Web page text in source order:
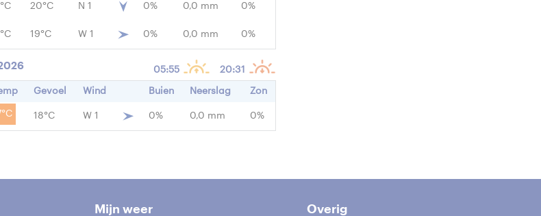
20°C N 1 0% 0,0 mm 0%
19°C W 1 0% 0,0 mm 0%
05:55 20:31
Gevoel Wind Buien Neerslag Zon
18°C W 1 0% 0,0 mm 0%
Mijn weer Overig